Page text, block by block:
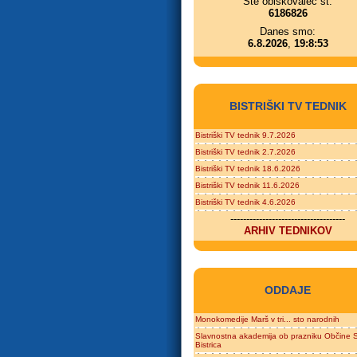
6186826
Danes smo:
6.8.2026, 19:8:53
BISTRIŠKI TV TEDNIK
Bistriški TV tednik 9.7.2026
Bistriški TV tednik 2.7.2026
Bistriški TV tednik 18.6.2026
Bistriški TV tednik 11.6.2026
Bistriški TV tednik 4.6.2026
------------------------------------
ARHIV TEDNIKOV
ODDAJE
Monokomedije Marš v tri... sto narodnih
Slavnostna akademija ob prazniku Občine
Bistrica